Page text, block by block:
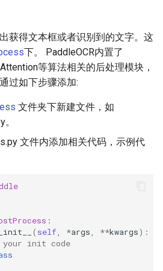
获得文本框或者识别到的文字。这
下。 PaddleOCR内置了
Attention等算法相关的后处理模块，
过如下步骤添加:
文件夹下新建文件，如
文件内添加相关代码，示例代
:
( self *args **kwargs):
your init code